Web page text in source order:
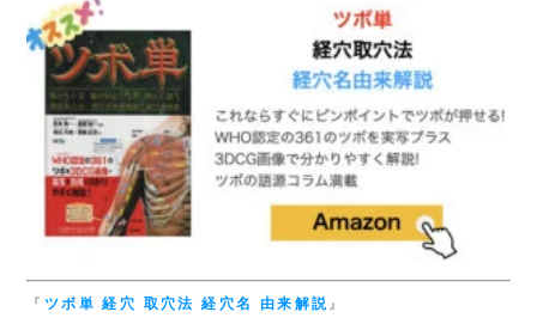
『 ツボ単経穴 取穴法経穴名 由来解説』